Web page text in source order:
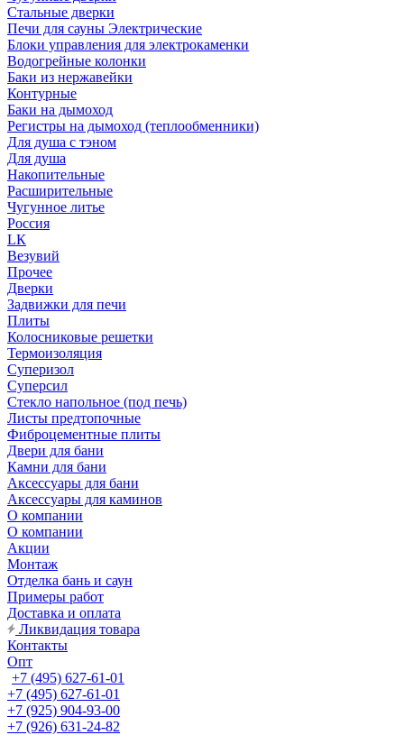
Стальные дверки
Печи для сауны Электрические
Блоки управления для электрокаменки
Водогрейные колонки
Баки из нержавейки
Контурные
Баки на дымоход
Регистры на дымоход (теплообменники)
Для душа с тэном
Для душа
Накопительные
Расширительные
Чугунное литье
Россия
LК
Везувий
Прочее
Дверки
Задвижки для печи
Плиты
Колосниковые решетки
Термоизоляция
Суперизол
Суперсил
Стекло напольное (под печь)
Листы предтопочные
Фиброцементные плиты
Двери для бани
Камни для бани
Аксессуары для бани
Аксессуары для каминов
О компании
О компании
Акции
Монтаж
Отделка бань и саун
Примеры работ
Доставка и оплата
Ликвидация товара
Контакты
Опт
+7 (495) 627-61-01
+7 (495) 627-61-01
+7 (925) 904-93-00
+7 (926) 631-24-82